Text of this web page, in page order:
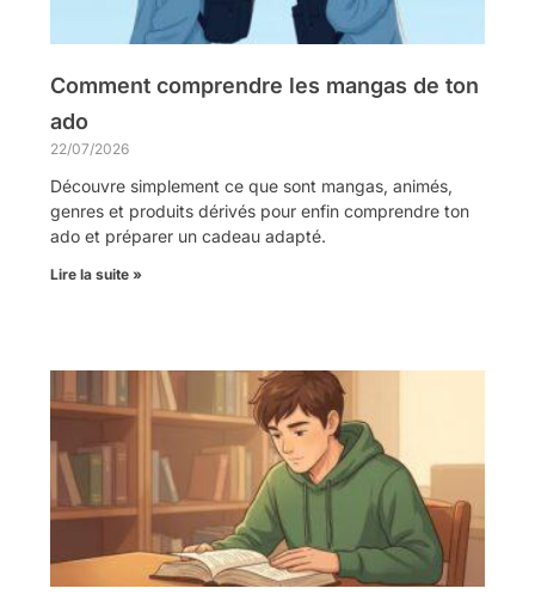
Comment comprendre les mangas de ton
ado
22/07/2026
Découvre simplement ce que sont mangas, animés,
genres et produits dérivés pour enfin comprendre ton
ado et préparer un cadeau adapté.
Lire la suite »